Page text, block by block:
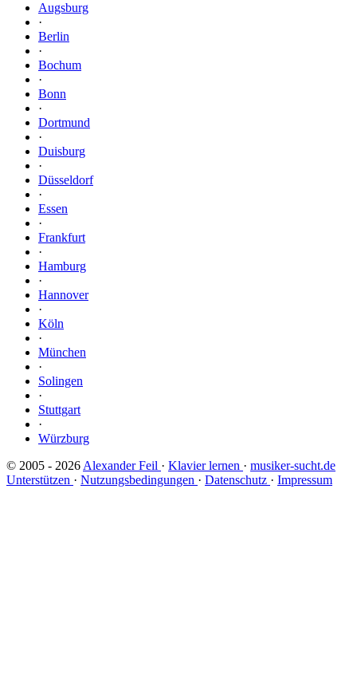
Augsburg
·
Berlin
·
Bochum
·
Bonn
·
Dortmund
·
Duisburg
·
Düsseldorf
·
Essen
·
Frankfurt
·
Hamburg
·
Hannover
·
Köln
·
München
·
Solingen
·
Stuttgart
·
Würzburg
© 2005 - 2026 Alexander Feil · Klavier lernen · musiker-sucht.de
Unterstützen · Nutzungsbedingungen · Datenschutz · Impressum